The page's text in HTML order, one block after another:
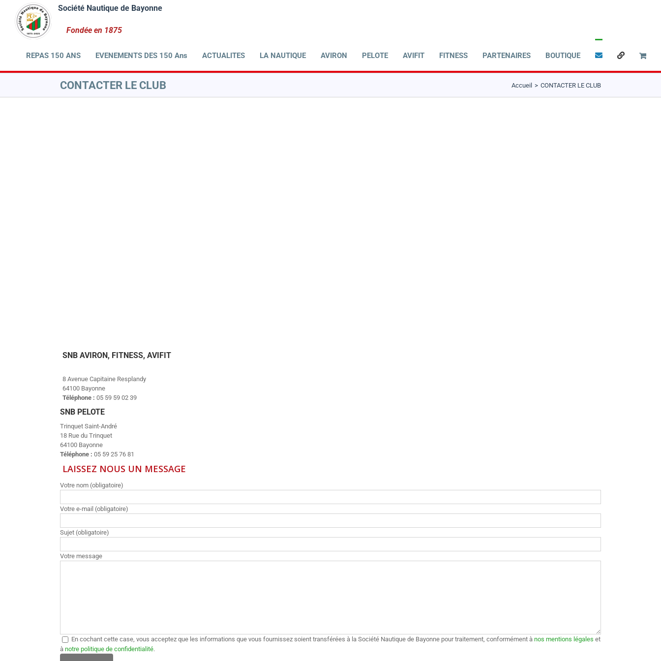
contenu
REPAS 150 ANS EVENEMENTS DES 150 Ans ACTUALITES LA NAUTIQUE AVIRON PELOTE AVIFIT FITNESS PARTENAIRES BOUTIQUE
CONTACTER LE CLUB Accueil CONTACTER LE CLUB
SNB AVIRON, FITNESS, AVIFIT
8 Avenue Capitaine Resplandy
64100 Bayonne
Téléphone : 05 59 59 02 39
SNB PELOTE
Trinquet Saint-André
18 Rue du Trinquet
64100 Bayonne
Téléphone : 05 59 25 76 81
LAISSEZ NOUS UN MESSAGE
Votre nom (obligatoire)
Votre e-mail (obligatoire)
Sujet (obligatoire)
Votre message
En cochant cette case, vous acceptez que les informations que vous fournissez soient transférées à la Société Nautique de Bayonne pour traitement, conformément à nos mentions légales et
à notre politique de confidentialité.